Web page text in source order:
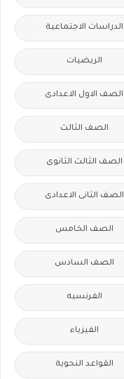
الدراسات الاجتماعية
الريضيات
الصف الاول الاعدادى
الصف الثالث
الصف الثالث الثانوى
الصف الثانى الاعدادى
الصف الخامس
الصف السادس
الفرنسيه
الفيزياء
القواعد النحوية